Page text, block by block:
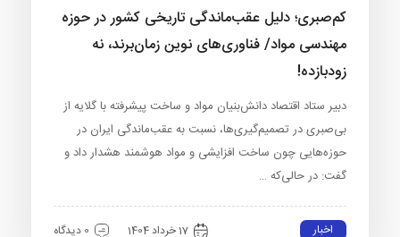
کم‌صبری؛ دلیل عقب‌ماندگی تاریخی کشور در حوزه
مهندسی مواد/ فناوری‌های نوین زمان‌برند، نه
زودبازده!
دبیر ستاد اقتصاد دانش‌بنیان مواد و ساخت پیشرفته با گلایه از
بی‌صبری در تصمیم‌گیری‌ها، نسبت به عقب‌ماندگی ایران در
حوزه‌هایی چون ساخت افزایشی و مواد هوشمند هشدار داد و
گفت: در حالی‌که …
اخبار 17 خرداد 1404 0 دیدگاه